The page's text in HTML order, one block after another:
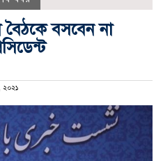
বৈঠকে বসবেন না
২০২১